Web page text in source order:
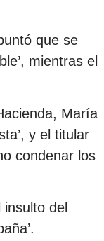
que se
mientras el
María
y el titular
condenar los
del